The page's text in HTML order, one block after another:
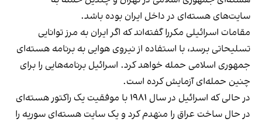
سایت‌های هسته‌ای در داخل ایران بوده باشد.
مقامات اسرائیلی مکررا گفته‌اند که اگر ایران به مرز توانایی
تسلیحاتی برسد، با استفاده از نیروی هوایی به برنامه هسته‌ای
جمهوری اسلامی حمله خواهد کرد. اسرائیل برنامه‌هایی را برای
چنین حمله‌ای آزمایش کرده است.
در حالی که اسرائیل در سال ۱۹۸۱ با موفقیت یک راکتور هسته‌ای
در حال ساخت عراق را منهدم کرد و یک سایت هسته‌ای سوریه را